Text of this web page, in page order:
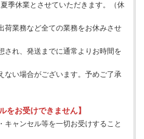
季休業とさせていただきます。（休
荷業務など全ての業務をお休みさせ
され、発送までに通常よりお時間を
ない場合がございます。予めご了承
をお受けできません】
キャンセル等を一切お受けすること